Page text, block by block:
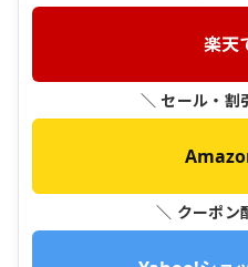
楽天
＼ セール・割
＼ クーポン